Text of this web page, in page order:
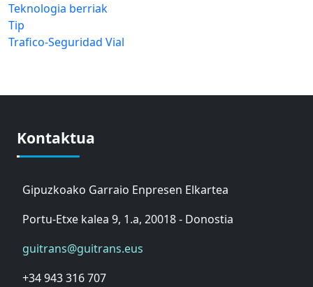
Teknologia berriak
Tip
Trafico-Seguridad Vial
Kontaktua
Gipuzkoako Garraio Enpresen Elkartea
Portu-Etxe kalea 9, 1.a, 20018 - Donostia
guitrans@guitrans.eus
+34 943 316 707